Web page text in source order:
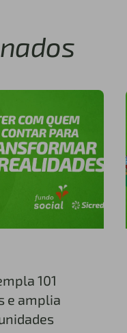
101
e amplia